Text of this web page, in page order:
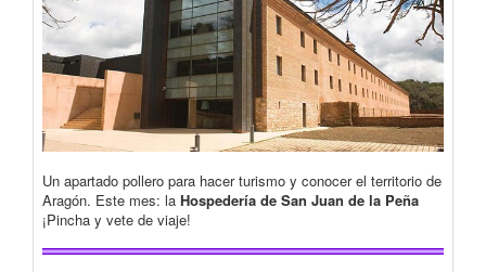
Un apartado pollero para hacer turismo y conocer el territorio de
Aragón. Este mes: la Hospedería de San Juan de la Peña
¡Pincha y vete de viaje!